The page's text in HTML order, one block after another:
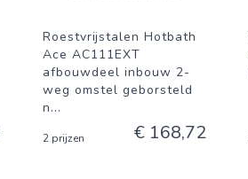
Roestvrijstalen Hotbath
Ace AC111EXT
afbouwdeel inbouw 2-
weg omstel geborsteld
n...
2 prijzen € 168,72